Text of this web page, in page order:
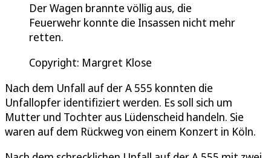
Der Wagen brannte völlig aus, die
Feuerwehr konnte die Insassen nicht mehr
retten.
Copyright: Margret Klose
Nach dem Unfall auf der A 555 konnten die
Unfallopfer identifiziert werden. Es soll sich um
Mutter und Tochter aus Lüdenscheid handeln. Sie
waren auf dem Rückweg von einem Konzert in Köln.